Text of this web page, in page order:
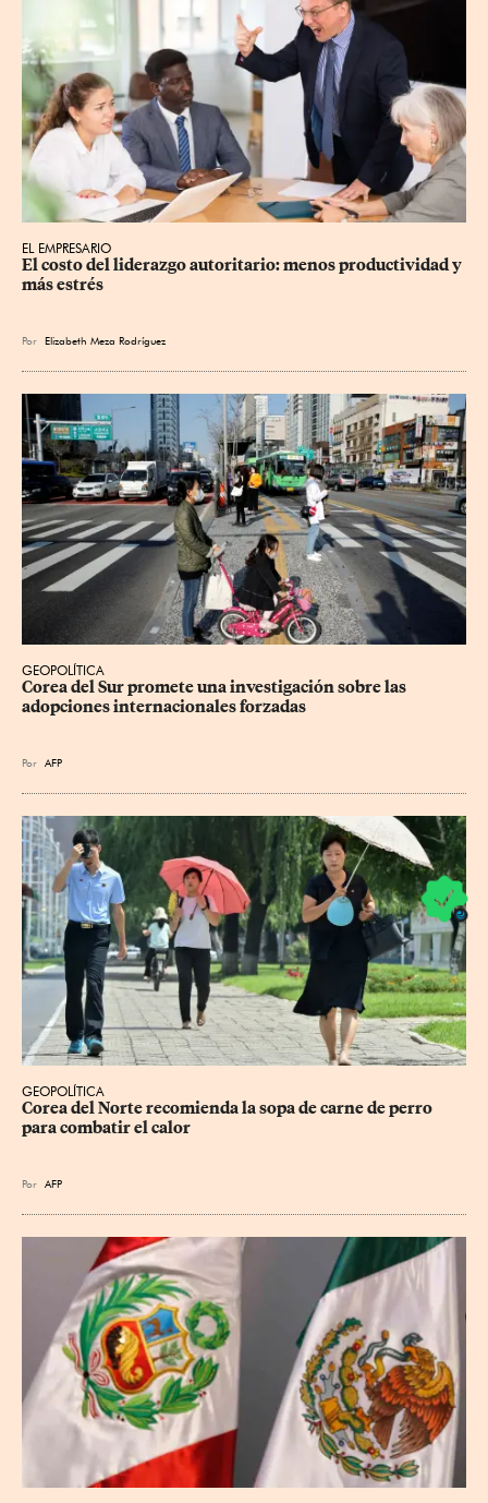
EL EMPRESARIO
El costo del liderazgo autoritario: menos productividad y
más estrés
Por Elizabeth Meza Rodríguez
GEOPOLÍTICA
Corea del Sur promete una investigación sobre las
adopciones internacionales forzadas
Por AFP
GEOPOLÍTICA
Corea del Norte recomienda la sopa de carne de perro
para combatir el calor
Por AFP